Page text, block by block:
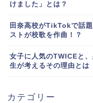
けました」とは？
田奈高校がTikTokで話
ストが校歌を作曲！？
女子に人気のTWICEと
生が考えるその理由とは
カテゴリー